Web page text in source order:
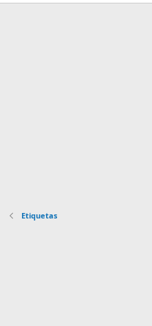
Etiquetas